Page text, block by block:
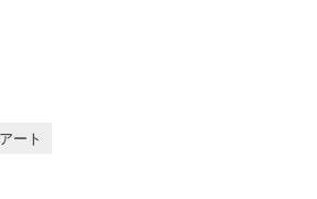
ート